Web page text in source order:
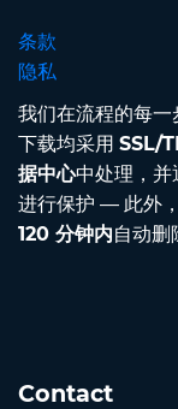
条款
隐私
我们在流程的每
下载均采用 SSL/
据中心中处理，并
进行保护 — 此外
120 分钟内自动删
Contact